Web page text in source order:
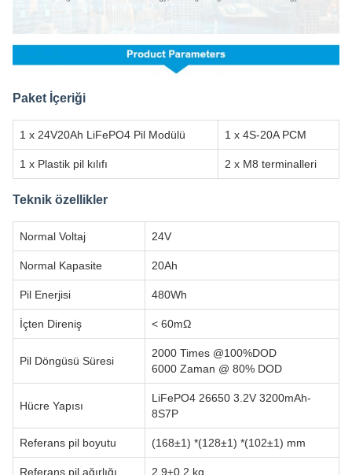
Paket İçeriği
1 x 24V20Ah LiFePO4 Pil Modülü 1 x 4S-20A PCM
1 x Plastik pil kılıfı 2 x M8 terminalleri
Teknik özellikler
Normal Voltaj 24V
Normal Kapasite 20Ah
Pil Enerjisi 480Wh
İçten Direniş < 60mΩ
Pil Döngüsü Süresi
2000 Times @100%DOD
6000 Zaman @ 80% DOD
Hücre Yapısı
LiFePO4 26650 3.2V 3200mAh-
8S7P
Referans pil boyutu (168±1) *(128±1) *(102±1) mm
Referans pil ağırlığı 2.9±0,2 kg